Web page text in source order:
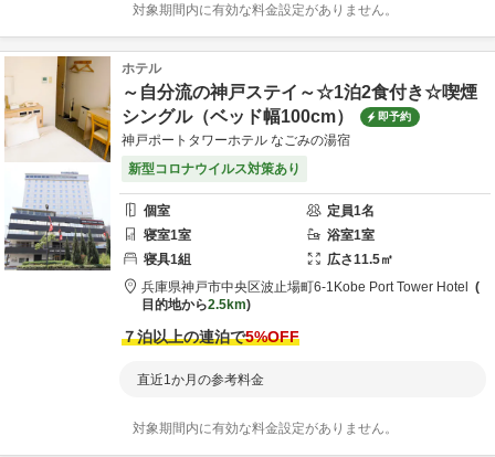
対象期間内に有効な料金設定がありません。
ホテル
～自分流の神戸ステイ～☆1泊2食付き☆喫煙
シングル（ベッド幅100cm）
即予約
神戸ポートタワーホテル なごみの湯宿
新型コロナウイルス対策あり
個室 定員1名
寝室1室 浴室1室
寝具1組 広さ11.5㎡
兵庫県神戸市中央区波止場町6-1 Kobe Port Tower Hotel
目的地から2.5km
７泊以上の連泊で5%OFF
直近1か月の参考料金
対象期間内に有効な料金設定がありません。